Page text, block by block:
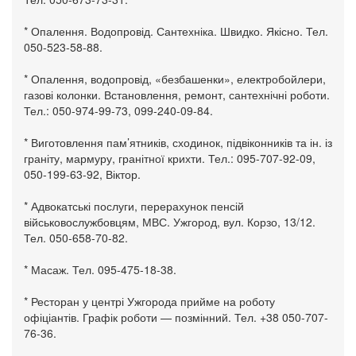
* Опалення. Водопровід. Сантехніка. Швидко. Якісно. Тел.
050-523-58-88.
* Опалення, водопровід, «безбашенки», електробойлери,
газові колонки. Встановлення, ремонт, сантехнічні роботи.
Тел.: 050-974-99-73, 099-240-09-84.
* Виготовлення пам’ятників, сходинок, підвіконників та ін. із
граніту, мармуру, гранітної крихти. Тел.: 095-707-92-09,
050-199-63-92, Віктор.
* Адвокатські послуги, перерахунок пенсій
військовослужбовцям, МВС. Ужгород, вул. Корзо, 13/12.
Тел. 050-658-70-82.
* Масаж. Тел. 095-475-18-38.
* Ресторан у центрі Ужгорода прийме на роботу
офіціантів. Графік роботи — позмінний. Тел. +38 050-707-
76-36.